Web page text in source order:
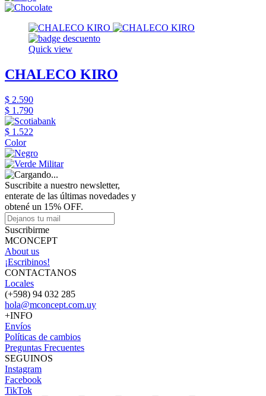
Quick view
CHALECO KIRO
$ 2.590
$ 1.790
$ 1.522
Color
Suscribite a nuestro newsletter,
enterate de las últimas novedades y
obtené un 15% OFF.
Suscribirme
MCONCEPT
About us
¡Escribinos!
CONTACTANOS
Locales
(+598) 94 032 285
hola@mconcept.com.uy
+INFO
Envíos
Políticas de cambios
Preguntas Frecuentes
SEGUINOS
Instagram
Facebook
TikTok